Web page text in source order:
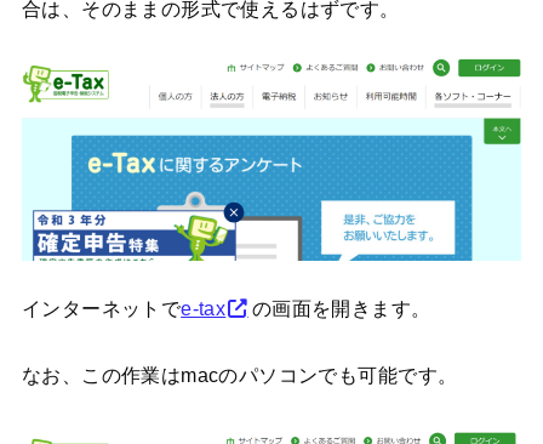
合は、そのままの形式で使えるはずです。
インターネットでe-tax の画面を開きます。
なお、この作業はmacのパソコンでも可能です。